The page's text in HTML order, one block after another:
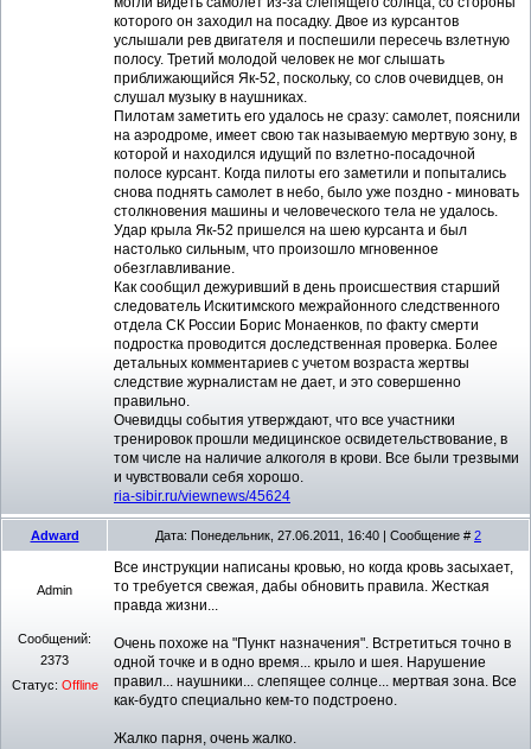
которого он заходил на посадку. Двое из курсантов
услышали рев двигателя и поспешили пересечь взлетную
полосу. Третий молодой человек не мог слышать
приближающийся Як-52, поскольку, со слов очевидцев, он
слушал музыку в наушниках.
Пилотам заметить его удалось не сразу: самолет, пояснили
на аэродроме, имеет свою так называемую мертвую зону, в
которой и находился идущий по взлетно-посадочной
полосе курсант. Когда пилоты его заметили и попытались
снова поднять самолет в небо, было уже поздно - миновать
столкновения машины и человеческого тела не удалось.
Удар крыла Як-52 пришелся на шею курсанта и был
настолько сильным, что произошло мгновенное
обезглавливание.
Как сообщил дежуривший в день происшествия старший
следователь Искитимского межрайонного следственного
отдела СК России Борис Монаенков, по факту смерти
подростка проводится доследственная проверка. Более
детальных комментариев с учетом возраста жертвы
следствие журналистам не дает, и это совершенно
правильно.
Очевидцы события утверждают, что все участники
тренировок прошли медицинское освидетельствование, в
том числе на наличие алкоголя в крови. Все были трезвыми
и чувствовали себя хорошо.
ria-sibir.ru/viewnews/45624
Adward Дата: Понедельник, 27.06.2011, 16:40 | Сообщение # 2
Admin
Сообщений:
2373
Статус: Offline
Все инструкции написаны кровью, но когда кровь засыхает,
то требуется свежая, дабы обновить правила. Жесткая
правда жизни...
Очень похоже на "Пункт назначения". Встретиться точно в
одной точке и в одно время... крыло и шея. Нарушение
правил... наушники... слепящее солнце... мертвая зона. Все
как-будто специально кем-то подстроено.
Жалко парня, очень жалко.